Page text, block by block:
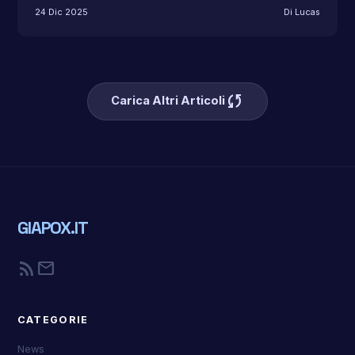
24 Dic 2025 Di Lucas
Carica Altri Articoli sync
GIAPOX.IT
rss_feed mail
CATEGORIE
News